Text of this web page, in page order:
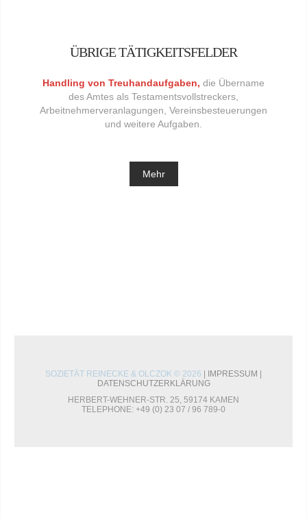
ÜBRIGE TÄTIGKEITSFELDER
Handling von Treuhandaufgaben, die Übername
des Amtes als Testamentsvollstreckers,
Arbeitnehmerveranlagungen, Vereinsbesteuerungen
und weitere Aufgaben.
Mehr
SOZIETÄT REINECKE & OLCZOK © 2026 IMPRESSUM
DATENSCHUTZERKLÄRUNG
HERBERT-WEHNER-STR. 25, 59174 KAMEN
TELEPHONE: +49 (0) 23 07 / 96 789-0